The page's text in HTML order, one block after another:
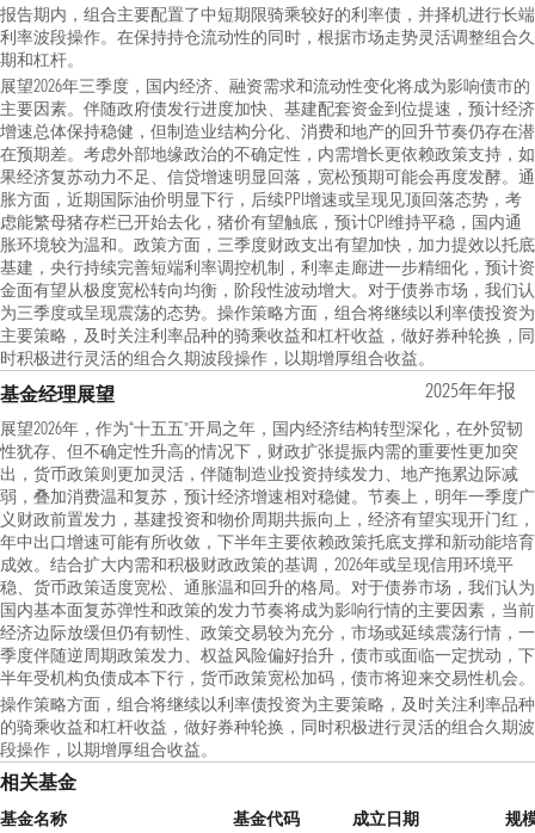
报告期内，组合主要配置了中短期限骑乘较好的利率债，并择机进行长端
利率波段操作。在保持持仓流动性的同时，根据市场走势灵活调整组合久
期和杠杆。
展望2026年三季度，国内经济、融资需求和流动性变化将成为影响债市的
主要因素。伴随政府债发行进度加快、基建配套资金到位提速，预计经济
增速总体保持稳健，但制造业结构分化、消费和地产的回升节奏仍存在潜
在预期差。考虑外部地缘政治的不确定性，内需增长更依赖政策支持，如
果经济复苏动力不足、信贷增速明显回落，宽松预期可能会再度发酵。通
胀方面，近期国际油价明显下行，后续PPI增速或呈现见顶回落态势，考
虑能繁母猪存栏已开始去化，猪价有望触底，预计CPI维持平稳，国内通
胀环境较为温和。政策方面，三季度财政支出有望加快，加力提效以托底
基建，央行持续完善短端利率调控机制，利率走廊进一步精细化，预计资
金面有望从极度宽松转向均衡，阶段性波动增大。对于债券市场，我们认
为三季度或呈现震荡的态势。操作策略方面，组合将继续以利率债投资为
主要策略，及时关注利率品种的骑乘收益和杠杆收益，做好券种轮换，同
时积极进行灵活的组合久期波段操作，以期增厚组合收益。
基金经理展望 2025年年报
展望2026年，作为“十五五”开局之年，国内经济结构转型深化，在外贸韧
性犹存、但不确定性升高的情况下，财政扩张提振内需的重要性更加突
出，货币政策则更加灵活，伴随制造业投资持续发力、地产拖累边际减
弱，叠加消费温和复苏，预计经济增速相对稳健。节奏上，明年一季度广
义财政前置发力，基建投资和物价周期共振向上，经济有望实现开门红，
年中出口增速可能有所收敛，下半年主要依赖政策托底支撑和新动能培育
成效。结合扩大内需和积极财政政策的基调，2026年或呈现信用环境平
稳、货币政策适度宽松、通胀温和回升的格局。对于债券市场，我们认为
国内基本面复苏弹性和政策的发力节奏将成为影响行情的主要因素，当前
经济边际放缓但仍有韧性、政策交易较为充分，市场或延续震荡行情，一
季度伴随逆周期政策发力、权益风险偏好抬升，债市或面临一定扰动，下
半年受机构负债成本下行，货币政策宽松加码，债市将迎来交易性机会。
操作策略方面，组合将继续以利率债投资为主要策略，及时关注利率品种
的骑乘收益和杠杆收益，做好券种轮换，同时积极进行灵活的组合久期波
段操作，以期增厚组合收益。
相关基金
基金名称 基金代码 成立日期
规